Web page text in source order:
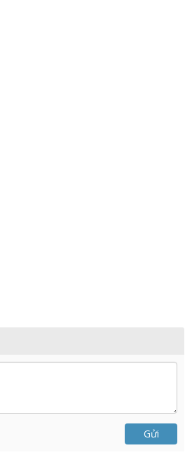
Gửi